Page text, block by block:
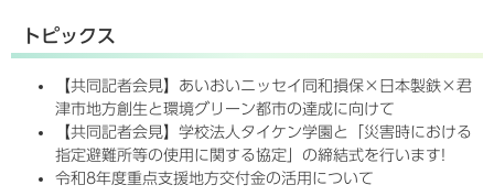
トピックス
【共同記者会見】あいおいニッセイ同和損保×日本製鉄×君
津市地方創生と環境グリーン都市の達成に向けて
【共同記者会見】学校法人タイケン学園と「災害時における
指定避難所等の使用に関する協定」の締結式を行います!
令和8年度重点支援地方交付金の活用について